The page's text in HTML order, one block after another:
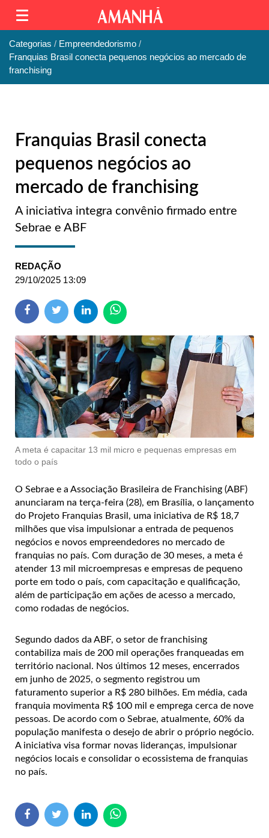
Categorias
Empreendedorismo
Franquias Brasil conecta pequenos negócios ao mercado de
franchising
Franquias Brasil conecta
pequenos negócios ao
mercado de franchising
A iniciativa integra convênio firmado entre
Sebrae e ABF
REDAÇÃO
29/10/2025 13:09
A meta é capacitar 13 mil micro e pequenas empresas em
todo o país
O Sebrae e a Associação Brasileira de Franchising (ABF)
anunciaram na terça-feira (28), em Brasília, o lançamento
do Projeto Franquias Brasil, uma iniciativa de R$ 18,7
milhões que visa impulsionar a entrada de pequenos
negócios e novos empreendedores no mercado de
franquias no país. Com duração de 30 meses, a meta é
atender 13 mil microempresas e empresas de pequeno
porte em todo o país, com capacitação e qualificação,
além de participação em ações de acesso a mercado,
como rodadas de negócios.
Segundo dados da ABF, o setor de franchising
contabiliza mais de 200 mil operações franqueadas em
território nacional. Nos últimos 12 meses, encerrados
em junho de 2025, o segmento registrou um
faturamento superior a R$ 280 bilhões. Em média, cada
franquia movimenta R$ 100 mil e emprega cerca de nove
pessoas. De acordo com o Sebrae, atualmente, 60% da
população manifesta o desejo de abrir o próprio negócio.
A iniciativa visa formar novas lideranças, impulsionar
negócios locais e consolidar o ecossistema de franquias
no país.